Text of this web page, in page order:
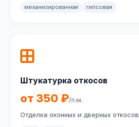
механизированная гипсовая
Штукатурка откосов
от 350 ₽/п.м.
Отделка оконных и дверных откосов